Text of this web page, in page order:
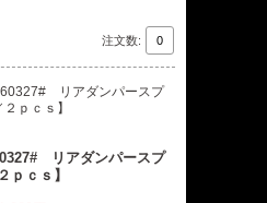
注文数:
リアダンパースプ
ｐｃｓ】